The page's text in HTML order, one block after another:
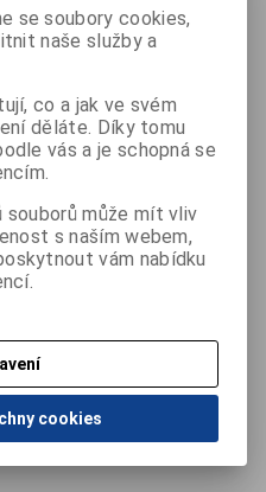
DPH:646 Kč)
Přidat do košíku
Tisk
(dny):3
tonometrů OMRON, např.
se soubory cookies,
naše služby a
co a jak ve svém
děláte. Díky tomu
vás a je schopná se
může mít vliv
s naším webem,
vám nabídku
cookies